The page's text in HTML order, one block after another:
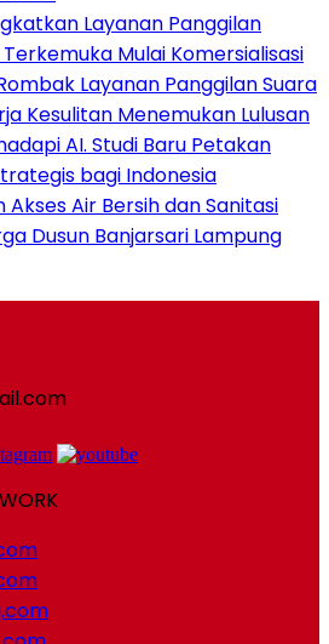
Layanan Panggilan
Mulai Komersialisasi
Layanan Panggilan Suara
Kesulitan Menemukan Lulusan
AI. Studi Baru Petakan
bagi Indonesia
Akses Air Bersih dan Sanitasi
Dusun Banjarsari Lampung